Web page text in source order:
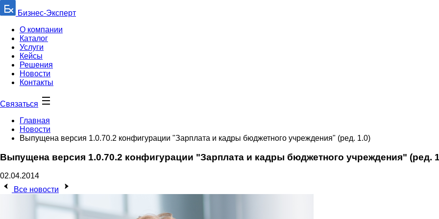
Бизнес-Эксперт
О компании
Каталог
Услуги
Кейсы
Решения
Новости
Контакты
Связаться
Главная
Новости
Выпущена версия 1.0.70.2 конфигурации "Зарплата и кадры бюджетного учреждения" (ред. 1.0)
Выпущена версия 1.0.70.2 конфигурации "Зарплата и кадры бюджетного учреждения" (ред.
02.04.2014
Все новости